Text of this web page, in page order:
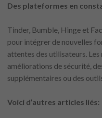
Des plateformes en
Tinder, Bumble, Hinge et
pour intégrer de nouvelles
attentes des utilisateurs.
améliorations de sécurité,
supplémentaires ou des
Voici d’autres articles liés: